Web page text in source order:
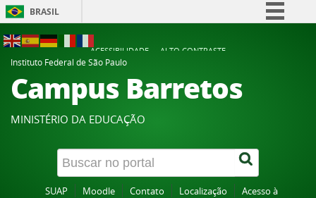
BRASIL
Participe
Acesso à informação
Canais
ACESSIBILIDADE
ALTO CONTRASTE
Instituto Federal de São Paulo
Campus Barretos
MINISTÉRIO DA EDUCAÇÃO
SUAP Moodle Contato Localização
Acesso à